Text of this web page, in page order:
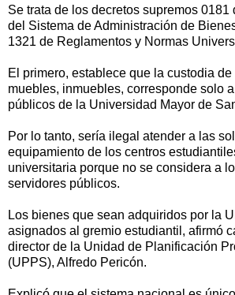
Se trata de los decretos supremos
del Sistema de Administración de
1321 de Reglamentos y Normas
El primero, establece que la custodia
muebles, inmuebles, corresponde solo
públicos de la Universidad Mayor de
Por lo tanto, sería ilegal atender a las
equipamiento de los centros
universitaria porque no se considera a
servidores públicos.
Los bienes que sean adquiridos por la
asignados al gremio estudiantil, afirmó
director de la Unidad de Planificación
(UPPS), Alfredo Pericón.